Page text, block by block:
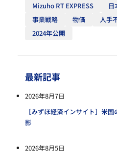
最新記事
2026年8月7日
［みずほ経済インサイト］米
影
2026年8月5日
Mizuho RT EXPRESS 日
事業戦略
物価 人手
2024年公開